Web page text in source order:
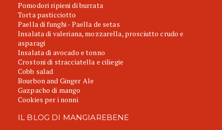
Pomodori ripieni di burrata
Torta pasticciotto
Paella di funghi - Paella de setas
Insalata di valeriana, mozzarella, prosciutto crudo e
asparagi
Insalata di avocado e tonno
Crostoni di stracciatella e ciliegie
Cobb salad
Bourbon and Ginger Ale
Gazpacho di mango
Cookies per i nonni
IL BLOG DI MANGIAREBENE